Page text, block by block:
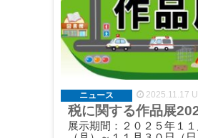
ニュース 2025.11.17
税に関する作品展
展示期間：２０２５年１